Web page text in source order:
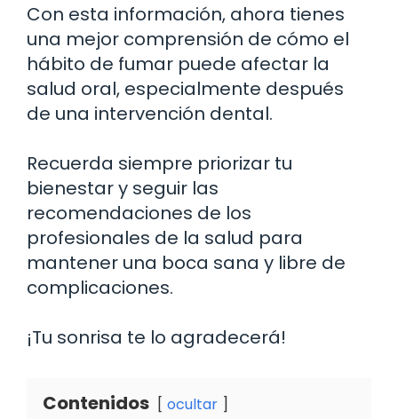
Con esta información, ahora tienes
una mejor comprensión de cómo el
hábito de fumar puede afectar la
salud oral, especialmente después
de una intervención dental.
Recuerda siempre priorizar tu
bienestar y seguir las
recomendaciones de los
profesionales de la salud para
mantener una boca sana y libre de
complicaciones.
¡Tu sonrisa te lo agradecerá!
Contenidos ocultar